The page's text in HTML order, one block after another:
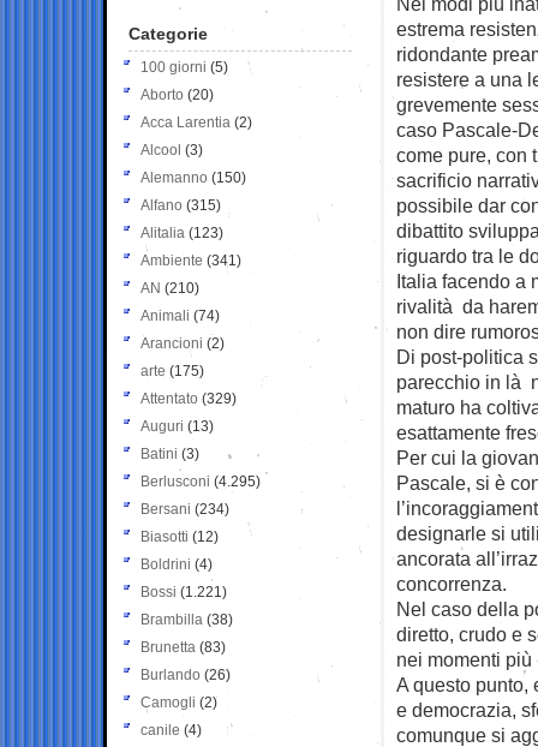
estrema
ridondante
resistere a una
grevemente
caso Pascale-
come pure, con
sacrificio
possibile dar
dibattito
riguardo tra le
Italia facendo a
rivalità da
non dire
Di post-politica
parecchio in là
maturo ha
esattamente
Per cui la
Pascale, si è
designarle si
ancorata
concorrenza.
Nel caso della
diretto, crudo e
nei momenti
A questo punto,
e democrazia,
comunque si
Categorie
100 giorni (5)
Aborto (20)
Acca Larentia (2)
Alcool (3)
Alemanno (150)
Alfano (315)
Alitalia (123)
Ambiente (341)
AN (210)
Animali (74)
Arancioni (2)
arte (175)
Attentato (329)
Auguri (13)
Batini (3)
Berlusconi (4.295)
Bersani (234)
Biasotti (12)
Boldrini (4)
Bossi (1.221)
Brambilla (38)
Brunetta (83)
Burlando (26)
Camogli (2)
canile (4)